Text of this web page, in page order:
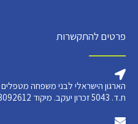
פרטים להתקשרות
ת.ד. 5043 זכרון יעקב. מיקוד 3092612